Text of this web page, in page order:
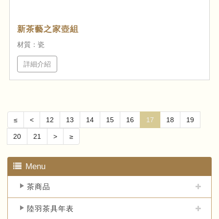
新茶藝之家壺組
材質：瓷
詳細介紹
≤ < 12 13 14 15 16 17 18 19
20 21 > ≥
Menu
茶商品
陸羽茶具年表